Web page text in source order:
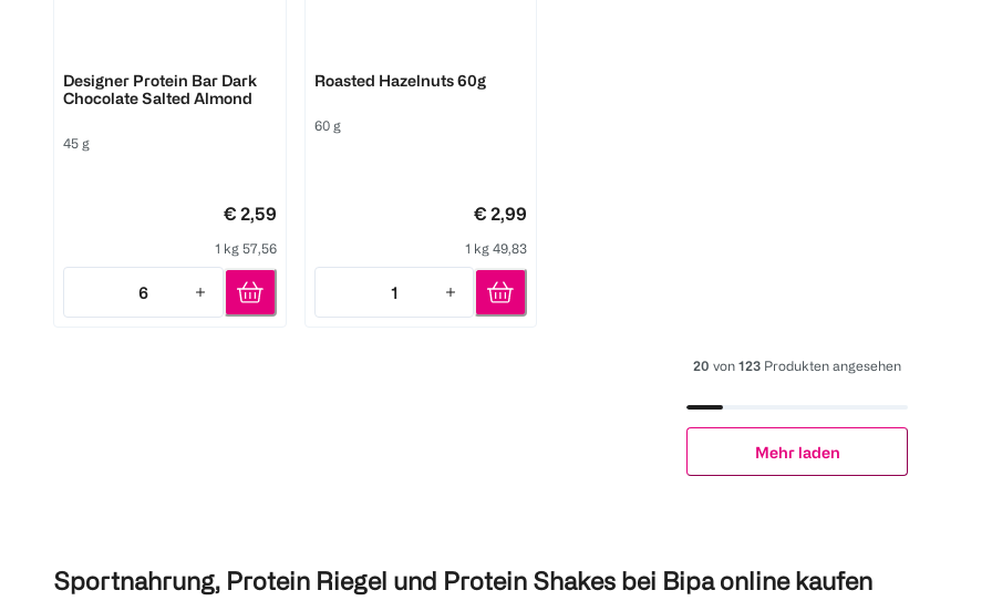
Designer Protein Bar Dark
Chocolate Salted Almond
45 g
€ 2,59
1 kg 57,56
6
Quantity: 6
Roasted Hazelnuts 60g
60 g
€ 2,99
1 kg 49,83
1
Quantity: 1
20 von 123 Produkten angesehen
Mehr laden
Sportnahrung, Protein Riegel und Protein Shakes bei Bipa online kaufen